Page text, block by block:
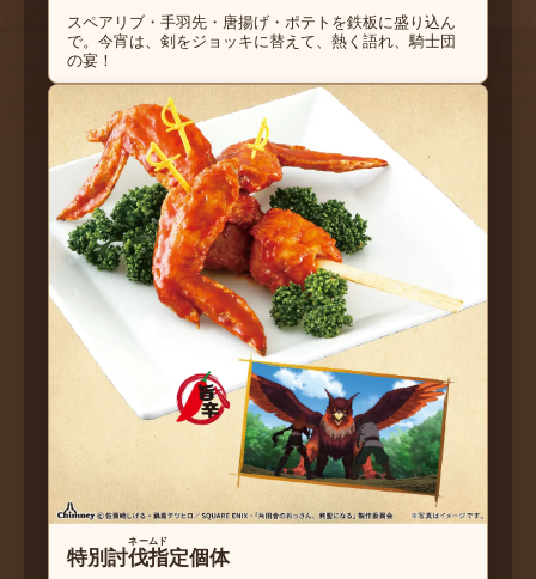
スペアリブ・手羽先・唐揚げ・ポテトを鉄板に盛り込ん
で。今宵は、剣をジョッキに替えて、熱く語れ、騎士団
の宴！
特別討伐指
ネームド
定個体